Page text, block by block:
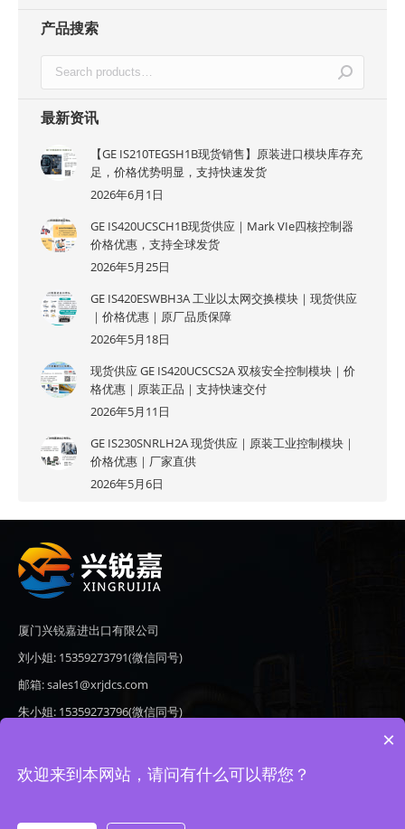
产品搜索
最新资讯
【GE IS210TEGSH1B现货销售】原装进口模块库存充
足，价格优势明显，支持快速发货
2026年6月1日
GE IS420UCSCH1B现货供应｜Mark VIe四核控制器
价格优惠，支持全球发货
2026年5月25日
GE IS420ESWBH3A 工业以太网交换模块｜现货供应
｜价格优惠｜原厂品质保障
2026年5月18日
现货供应 GE IS420UCSCS2A 双核安全控制模块｜价
格优惠｜原装正品｜支持快速交付
2026年5月11日
GE IS230SNRLH2A 现货供应｜原装工业控制模块｜
价格优惠｜厂家直供
2026年5月6日
厦门兴锐嘉进出口有限公司
刘小姐: 15359273791(微信同号)
邮箱: sales1@xrjdcs.com
朱小姐: 15359273796(微信同号)
地址: 厦门市翔安区新澳路510号海峡现代城A座6楼609
×
欢迎来到本网站，请问有什么可以帮您？